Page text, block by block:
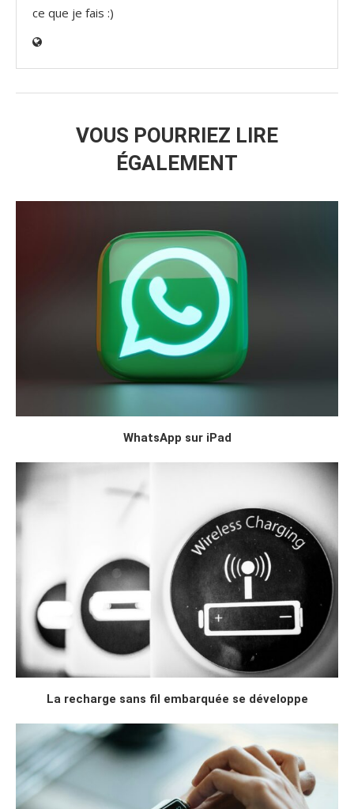
ce que je fais :)
VOUS POURRIEZ LIRE
ÉGALEMENT
WhatsApp sur iPad
La recharge sans fil embarquée se développe